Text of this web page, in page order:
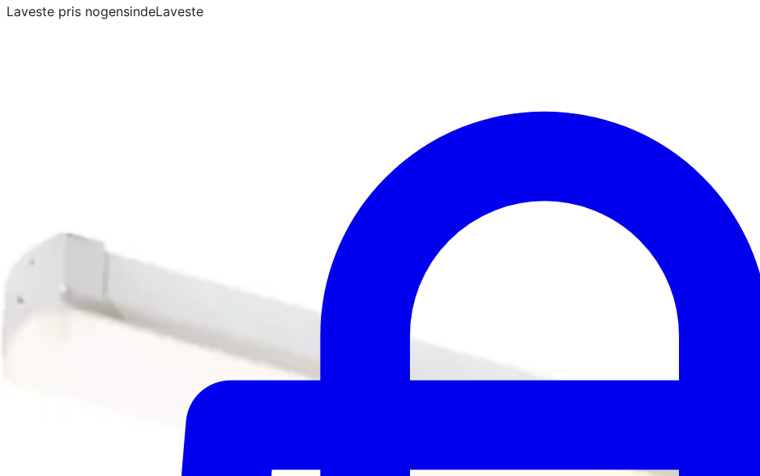
Laveste pris nogensindeLaveste